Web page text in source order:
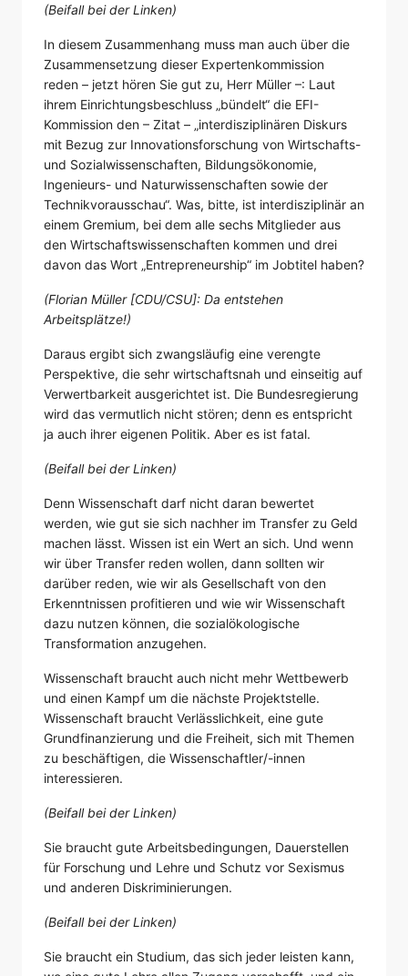
(Beifall bei der Linken)
In diesem Zusammenhang muss man auch über die
Zusammensetzung dieser Expertenkommission
reden – jetzt hören Sie gut zu, Herr Müller –: Laut
ihrem Einrichtungsbeschluss „bündelt“ die EFI-
Kommission den – Zitat – „interdisziplinären Diskurs
mit Bezug zur Innovationsforschung von Wirtschafts-
und Sozialwissenschaften, Bildungsökonomie,
Ingenieurs- und Naturwissenschaften sowie der
Technikvorausschau“. Was, bitte, ist interdisziplinär an
einem Gremium, bei dem alle sechs Mitglieder aus
den Wirtschaftswissenschaften kommen und drei
davon das Wort „Entrepreneurship“ im Jobtitel haben?
(Florian Müller [CDU/CSU]: Da entstehen
Arbeitsplätze!)
Daraus ergibt sich zwangsläufig eine verengte
Perspektive, die sehr wirtschaftsnah und einseitig auf
Verwertbarkeit ausgerichtet ist. Die Bundesregierung
wird das vermutlich nicht stören; denn es entspricht
ja auch ihrer eigenen Politik. Aber es ist fatal.
(Beifall bei der Linken)
Denn Wissenschaft darf nicht daran bewertet
werden, wie gut sie sich nachher im Transfer zu Geld
machen lässt. Wissen ist ein Wert an sich. Und wenn
wir über Transfer reden wollen, dann sollten wir
darüber reden, wie wir als Gesellschaft von den
Erkenntnissen profitieren und wie wir Wissenschaft
dazu nutzen können, die sozialökologische
Transformation anzugehen.
Wissenschaft braucht auch nicht mehr Wettbewerb
und einen Kampf um die nächste Projektstelle.
Wissenschaft braucht Verlässlichkeit, eine gute
Grundfinanzierung und die Freiheit, sich mit Themen
zu beschäftigen, die Wissenschaftler/-innen
interessieren.
(Beifall bei der Linken)
Sie braucht gute Arbeitsbedingungen, Dauerstellen
für Forschung und Lehre und Schutz vor Sexismus
und anderen Diskriminierungen.
(Beifall bei der Linken)
Sie braucht ein Studium, das sich jeder leisten kann,